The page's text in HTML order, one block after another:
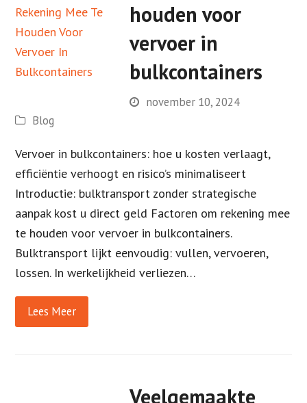
houden voor
vervoer in
bulkcontainers
november 10, 2024
Blog
Vervoer in bulkcontainers: hoe u kosten verlaagt,
efficiëntie verhoogt en risico’s minimaliseert
Introductie: bulktransport zonder strategische
aanpak kost u direct geld Factoren om rekening mee
te houden voor vervoer in bulkcontainers.
Bulktransport lijkt eenvoudig: vullen, vervoeren,
lossen. In werkelijkheid verliezen…
Lees Meer
Veelgemaakte